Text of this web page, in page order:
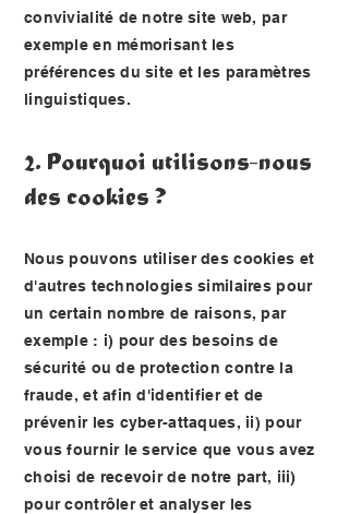
convivialité de notre site web, par
exemple en mémorisant les
préférences du site et les paramètres
linguistiques.
2. Pourquoi utilisons-nous
des cookies ?
Nous pouvons utiliser des cookies et
d'autres technologies similaires pour
un certain nombre de raisons, par
exemple : i) pour des besoins de
sécurité ou de protection contre la
fraude, et afin d'identifier et de
prévenir les cyber-attaques, ii) pour
vous fournir le service que vous avez
choisi de recevoir de notre part, iii)
pour contrôler et analyser les